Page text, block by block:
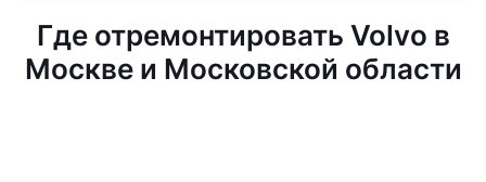
Где отремонтировать Volvo в
Москве и Московской области